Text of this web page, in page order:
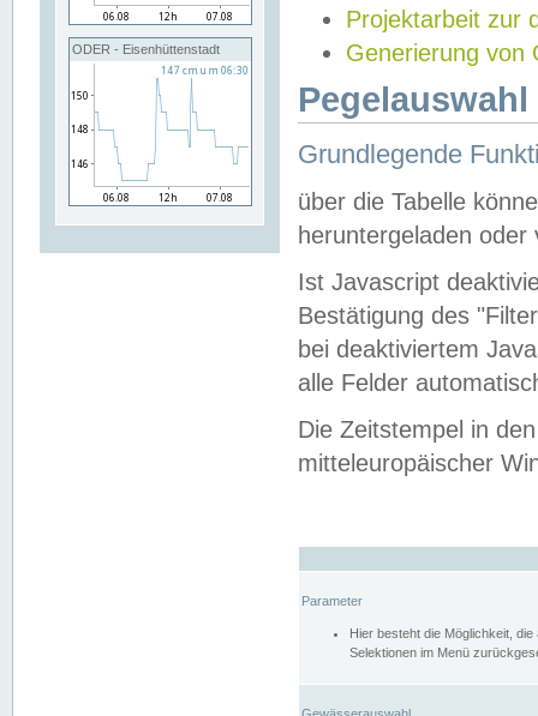
ODER - Eisenhüttenstadt
Projektarbeit zur
Generierung von
Grundlegende
über die Tabelle
heruntergeladen oder
Ist Javascript
Bestätigung des
bei deaktiviertem
alle Felder
Die Zeitstempel in
mitteleuropäischer
Parameter
Hier besteht die Möglichkeit,
Selektionen im Menü